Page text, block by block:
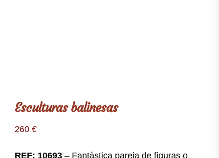
Esculturas balinesas
260 €
REF: 10693 – Fantástica pareja de figuras o